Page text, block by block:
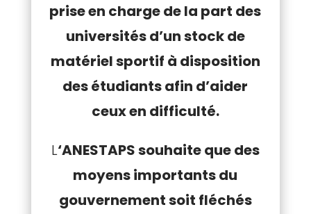
prise en charge de la part des
universités d’un stock de
matériel sportif à disposition
des étudiants afin d’aider
ceux en difficulté.
L‘ANESTAPS souhaite que des
moyens importants du
gouvernement soit fléchés